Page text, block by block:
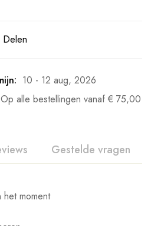
Delen
10 - 12 aug, 2026
Op alle bestellingen vanaf € 75,00
Gestelde vragen
het moment